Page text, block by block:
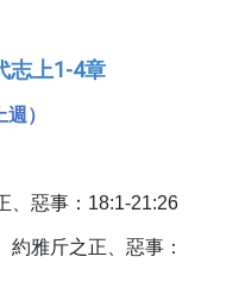
志上1-4章
）
、惡事： 18:1-21:26
約雅斤之正、惡事：